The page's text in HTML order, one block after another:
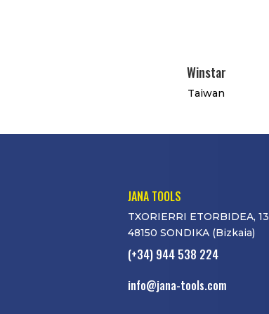
Winstar
Taiwan
JANA TOOLS
TXORIERRI ETORBIDEA, 13
48150 SONDIKA (Bizkaia)
(+34) 944 538 224
info@jana-tools.com